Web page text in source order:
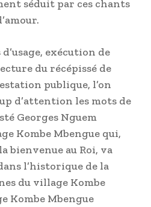
séduit par ces chants
exécution de
du récépissé de
publique, l’on
d’attention les mots de
Georges Nguem
Kombe Mbengue qui,
bienvenue au Roi, va
l’historique de la
du village Kombe
Kombe Mbengue